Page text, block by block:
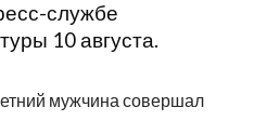
службе
10 августа.
мужчина совершал